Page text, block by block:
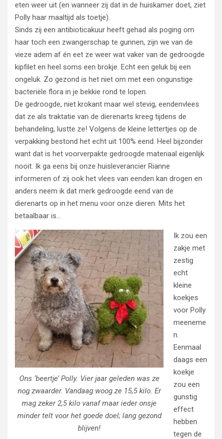
eten weer uit (en wanneer zij dat in de huiskamer doet, ziet
Polly haar maaltijd als toetje).
Sinds zij een antibioticakuur heeft gehad als poging om
haar toch een zwangerschap te gunnen, zijn we van de
vieze adem af én eet ze weer wat vaker van de gedroogde
kipfilet en heel soms een brokje. Echt een geluk bij een
ongeluk. Zo gezond is het niet om met een ongunstige
bacteriële flora in je bekkie rond te lopen.
De gedroogde, niet krokant maar wel stevig, eendenvlees
dat ze als traktatie van de dierenarts kreeg tijdens de
behandeling, lustte ze! Volgens de kleine lettertjes op de
verpakking bestond het echt uit 100% eend. Heel bijzonder
want dat is het voorverpakte gedroogde materiaal eigenlijk
nooit. Ik ga eens bij onze huisleverancier Rianne
informeren of zij ook het vlees van eenden kan drogen en
anders neem ik dat merk gedroogde eend van de
dierenarts op in het menu voor onze dieren. Mits het
betaalbaar is…
Ons ‘beertje’ Polly. Vier jaar geleden was ze
nog zwaarder. Vandaag woog ze 15,5 kilo. Er
mag zeker 2,5 kilo vanaf maar ieder onsje
minder telt voor het goede doel; lang gezond
blijven!
Ik zou een
zakje met
zestig
echt
kleine
koekjes
voor Polly
meeneme
n.
Eenmaal
daags een
koekje
zou een
gunstig
effect
hebben
tegen de